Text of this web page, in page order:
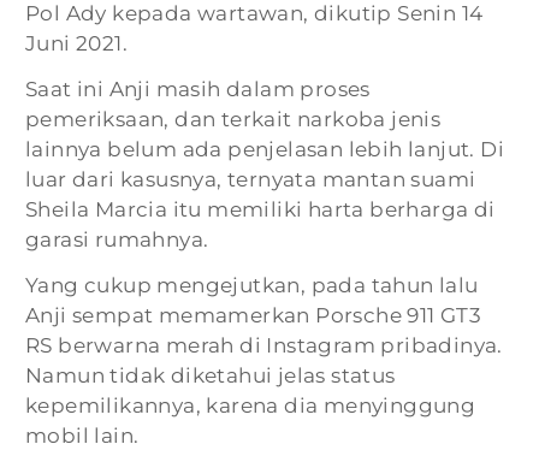
Pol Ady kepada wartawan, dikutip Senin 14
Juni 2021.
Saat ini Anji masih dalam proses
pemeriksaan, dan terkait narkoba jenis
lainnya belum ada penjelasan lebih lanjut. Di
luar dari kasusnya, ternyata mantan suami
Sheila Marcia itu memiliki harta berharga di
garasi rumahnya.
Yang cukup mengejutkan, pada tahun lalu
Anji sempat memamerkan Porsche 911 GT3
RS berwarna merah di Instagram pribadinya.
Namun tidak diketahui jelas status
kepemilikannya, karena dia menyinggung
mobil lain.